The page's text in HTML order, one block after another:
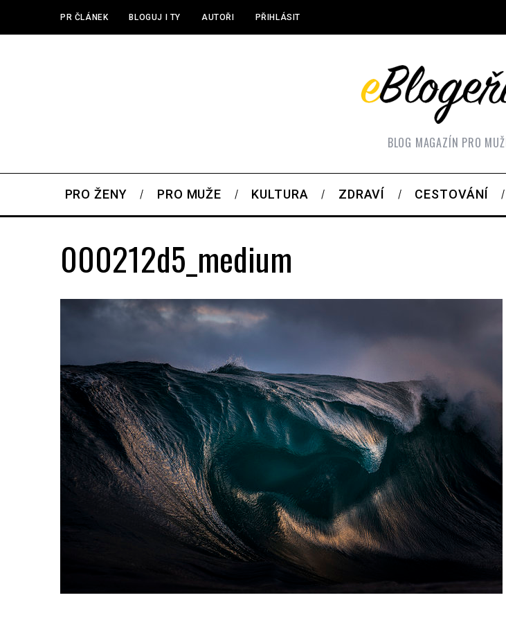
PR ČLÁNEK BLOGUJ I TY AUTOŘI PŘIHLÁSIT
BLOG MAGAZÍN PRO
PRO ŽENY PRO MUŽE KULTURA ZDRAVÍ CESTOVÁNÍ
000212d5_medium